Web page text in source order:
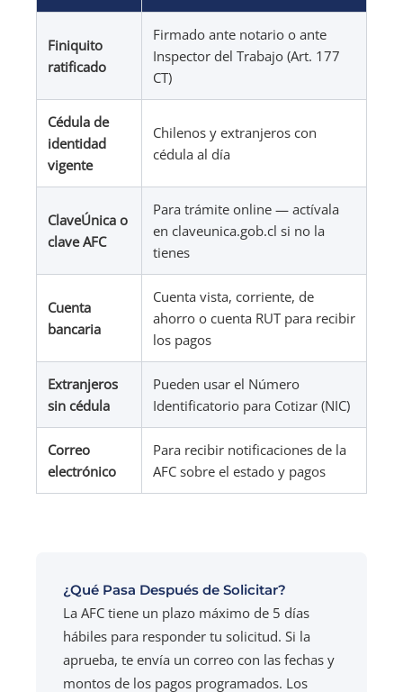
Finiquito
ratificado
Firmado ante notario o ante
Inspector del Trabajo (Art. 177
CT)
Cédula de
identidad
vigente
Chilenos y extranjeros con
cédula al día
ClaveÚnica o
clave AFC
Para trámite online — actívala
en claveunica.gob.cl si no la
tienes
Cuenta
bancaria
Cuenta vista, corriente, de
ahorro o cuenta RUT para recibir
los pagos
Extranjeros
sin cédula
Pueden usar el Número
Identificatorio para Cotizar (NIC)
Correo
electrónico
Para recibir notificaciones de la
AFC sobre el estado y pagos
¿Qué Pasa Después de Solicitar?
La AFC tiene un plazo máximo de 5 días
hábiles para responder tu solicitud. Si la
aprueba, te envía un correo con las fechas y
montos de los pagos programados. Los